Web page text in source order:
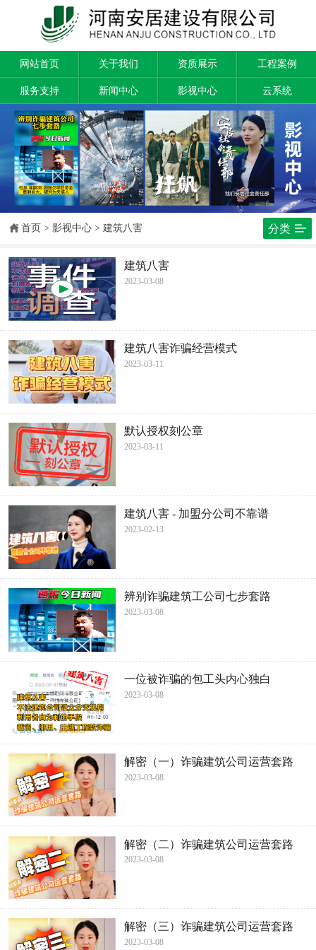
网站首页 关于我们 资质展示 工程案例
服务支持 新闻中心 影视中心 云系统
分类 
 首页 >影视中心 >建筑八害
建筑八害
2023-03-08
建筑八害诈骗经营模式
2023-03-11
默认授权刻公章
2023-03-11
建筑八害 - 加盟分公司不靠谱
2023-02-13
辨别诈骗建筑工公司七步套路
2023-03-08
一位被诈骗的包工头内心独白
2023-03-08
解密（一）诈骗建筑公司运营套路
2023-03-08
解密（二）诈骗建筑公司运营套路
2023-03-08
解密（三）诈骗建筑公司运营套路
2023-03-08